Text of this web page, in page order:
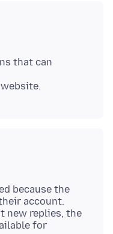
that can
because the
account.
new replies, the
for